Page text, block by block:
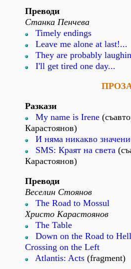
Преводи
Станка Пенчева
Timely endings
Leave me alone at last!...
They are probably
I'll get tired one day...
Разкази
My name is Irene
Карастоянов)
И няма никакво
SMS: Краят на света
Карастоянов)
Преводи
Веселин Стоянов
The Road to Mossul
Христо Карастоянов
The Table
Down on the Road to
Crossing on the Left
Atlantis: Acts (fragment)